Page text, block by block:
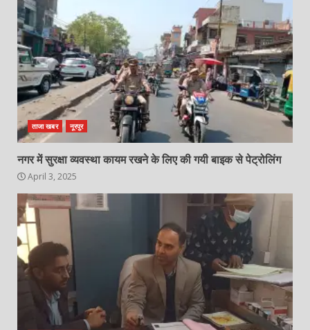
ताजा खबर नूरपुर
नगर में सुरक्षा व्यवस्था कायम रखने के लिए की गयी बाइक से पेट्रोलिंग
April 3, 2025